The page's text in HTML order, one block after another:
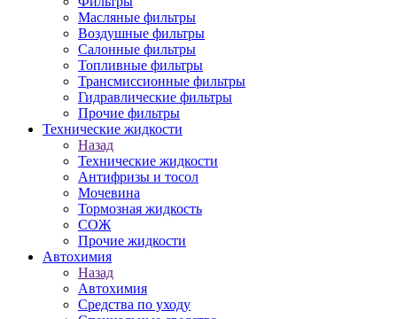
Масляные фильтры
Воздушные фильтры
Салонные фильтры
Топливные фильтры
Трансмиссионные фильтры
Гидравлические фильтры
Прочие фильтры
Технические жидкости
Назад
Технические жидкости
Антифризы и тосол
Мочевина
Тормозная жидкость
СОЖ
Прочие жидкости
Автохимия
Назад
Автохимия
Средства по уходу